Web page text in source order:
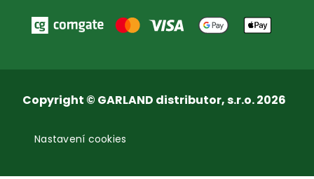
Copyright © GARLAND distributor, s.r.o. 2026
Nastavení cookies